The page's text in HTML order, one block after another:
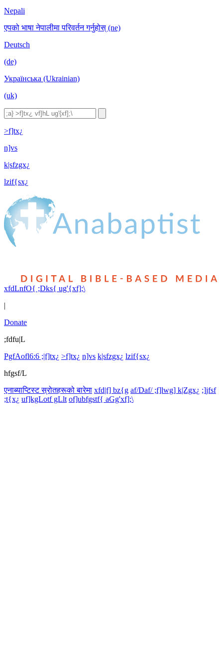
Nepali
एपको भाषा नेपालीमा परिवर्तन गर्नुहोस् (ne)
Deutsch
(de)
Українська (Ukrainian)
(uk)
>f]tx¿
n]vs
k|sfzgx¿
lzif{sx¿
xfdLnfO{ ;Dks{ ug'{xf];\
|
Donate
;fdfu|L
PgfAofl6:6 ;|f]tx¿ >f]tx¿ n]vs k|sfzgx¿ lzif{sx¿
hfgsf/L
एनाब्याप्टिस्ट स्रोतहरूको बारेमा xfd|f] bz{g af/Daf/ ;f]lwg] k|Zgx¿ ;]jfsf
;t{x¿ uf]kgLotf gLlt of]ubfgstf{ aGg'xf];\